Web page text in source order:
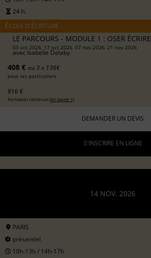
24 h.
ÉCOLE D'ÉCRITURE
LE PARCOURS - MODULE 1 : OSER ÉCRIRE
03 oct 2026, 17 oct 2026, 07 nov 2026, 21 nov 2026
avec Isabelle Delaby
408 € ou 3 x 136€
pour les particuliers
816 €
formation continue (en savoir +)
DEMANDER UN DEVIS
S'INSCRIRE EN LIGNE
14 NOV. 2026
PARIS
présentiel
10h-13h / 14h-17h